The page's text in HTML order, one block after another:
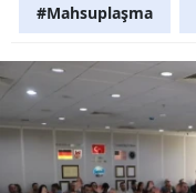
#Mahsuplaşma